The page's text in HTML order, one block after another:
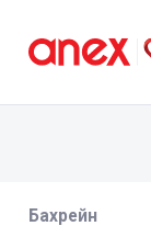
Бахрейн